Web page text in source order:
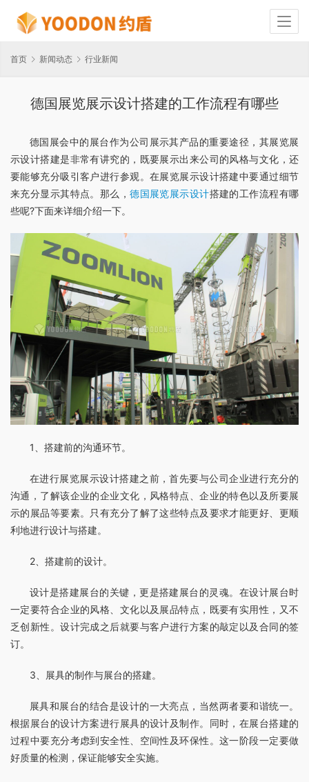
首页 新闻动态 行业新闻
德国展览展示设计搭建的工作流程有哪些
德国展会中的展台作为公司展示其产品的重要途径，其展览展
示设计搭建是非常有讲究的，既要展示出来公司的风格与文化，还
要能够充分吸引客户进行参观。在展览展示设计搭建中要通过细节
来充分显示其特点。那么，德国展览展示设计搭建的工作流程有哪
些呢?下面来详细介绍一下。
1、搭建前的沟通环节。
在进行展览展示设计搭建之前，首先要与公司企业进行充分的
沟通，了解该企业的企业文化，风格特点、企业的特色以及所要展
示的展品等要素。只有充分了解了这些特点及要求才能更好、更顺
利地进行设计与搭建。
2、搭建前的设计。
设计是搭建展台的关键，更是搭建展台的灵魂。在设计展台时
一定要符合企业的风格、文化以及展品特点，既要有实用性，又不
乏创新性。设计完成之后就要与客户进行方案的敲定以及合同的签
订。
3、展具的制作与展台的搭建。
展具和展台的结合是设计的一大亮点，当然两者要和谐统一。
根据展台的设计方案进行展具的设计及制作。同时，在展台搭建的
过程中要充分考虑到安全性、空间性及环保性。这一阶段一定要做
好质量的检测，保证能够安全实施。